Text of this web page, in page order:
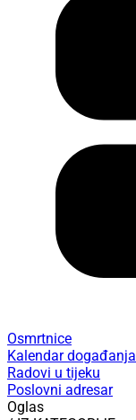
Osmrtnice
Kalendar događanja
Radovi u tijeku
Poslovni adresar
Oglas